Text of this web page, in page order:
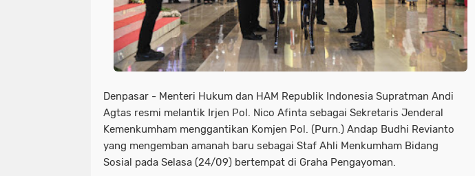
Denpasar - Menteri Hukum dan HAM Republik Indonesia Supratman Andi
Agtas resmi melantik Irjen Pol. Nico Afinta sebagai Sekretaris Jenderal
Kemenkumham menggantikan Komjen Pol. (Purn.) Andap Budhi Revianto
yang mengemban amanah baru sebagai Staf Ahli Menkumham Bidang
Sosial pada Selasa (24/09) bertempat di Graha Pengayoman.